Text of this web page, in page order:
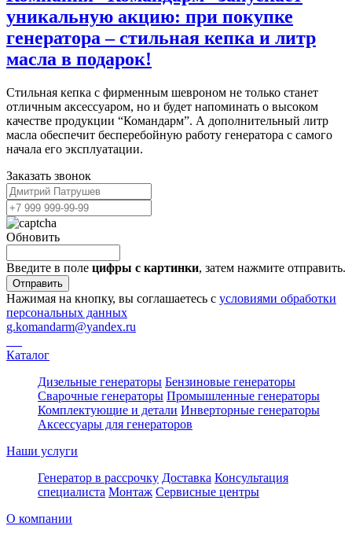
уникальную акцию: при покупке
генератора – стильная кепка и литр
масла в подарок!
Стильная кепка с фирменным шевроном не только станет
отличным аксессуаром, но и будет напоминать о высоком
качестве продукции “Командарм”. А дополнительный литр
масла обеспечит бесперебойную работу генератора с самого
начала его эксплуатации.
Заказать звонок
Обновить
Введите в поле цифры c картинки, затем нажмите отправить.
Отправить
Нажимая на кнопку, вы соглашаетесь с условиями обработки
персональных данных
g.komandarm@yandex.ru
Каталог
Дизельные генераторы Бензиновые генераторы
Сварочные генераторы Промышленные генераторы
Комплектующие и детали Инверторные генераторы
Аксессуары для генераторов
Наши услуги
Генератор в рассрочку Доставка Консультация
специалиста Монтаж Сервисные центры
О компании